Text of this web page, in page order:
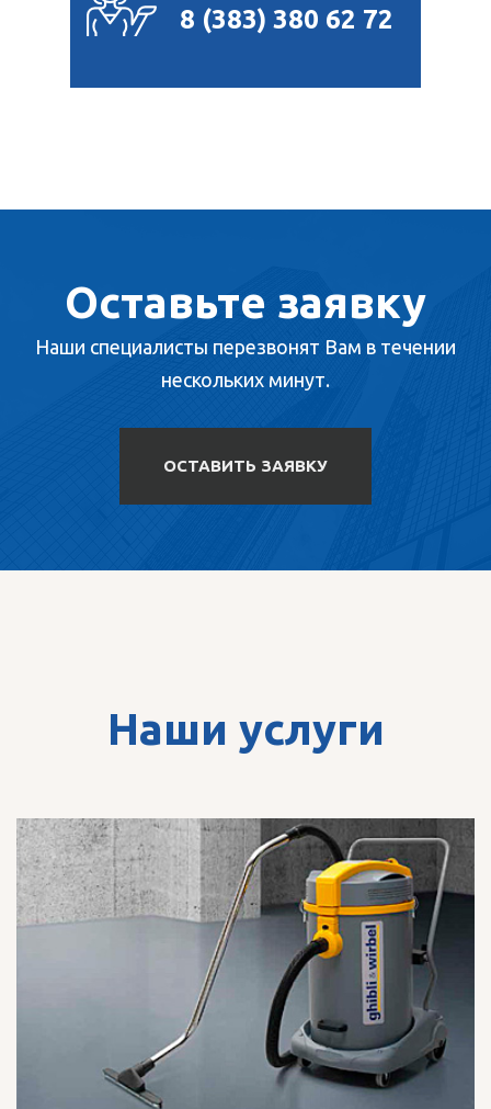
8 (383) 380 62 72
Оставьте заявку
Наши специалисты перезвонят Вам в течении
нескольких минут.
ОСТАВИТЬ ЗАЯВКУ
Наши услуги